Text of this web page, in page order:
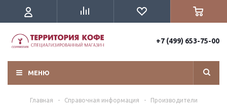
+7 (499) 653-75-00
МЕНЮ
Главная - Справочная информация - Производители